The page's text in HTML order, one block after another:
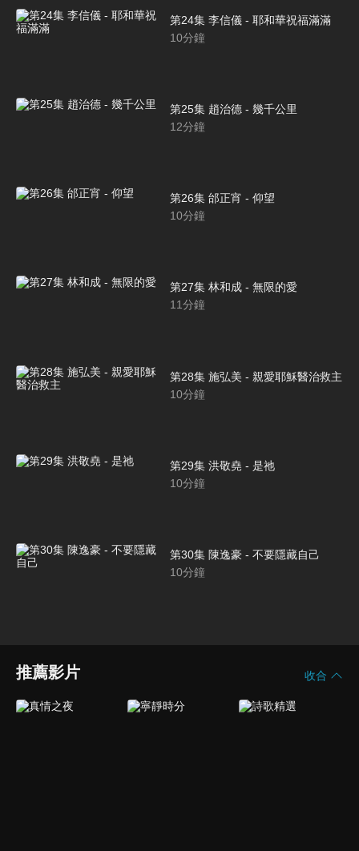
第24集 李信儀 - 耶和華祝福滿滿
10分鐘
第25集 趙治德 - 幾千公里
12分鐘
第26集 邰正宵 - 仰望
10分鐘
第27集 林和成 - 無限的愛
11分鐘
第28集 施弘美 - 親愛耶穌醫治救主
10分鐘
第29集 洪敬堯 - 是祂
10分鐘
第30集 陳逸豪 - 不要隱藏自己
10分鐘
推薦影片 收合